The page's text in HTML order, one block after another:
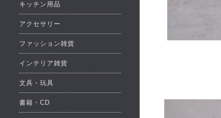
キッチン用品
アクセサリー
ファッション雑貨
インテリア雑貨
文具・玩具
書籍・CD